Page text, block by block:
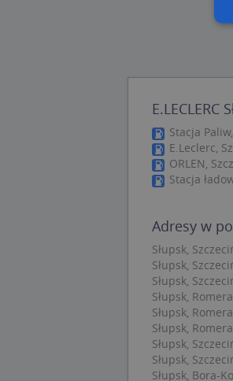
Stacja
E.Leclerc,
ORLEN,
Stacja
Adresy w
Słupsk,
Słupsk,
Słupsk,
Słupsk,
Słupsk,
Słupsk,
Słupsk,
Słupsk,
Słupsk, Bora-